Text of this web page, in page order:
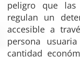
peligro que las
regulan un
accesible a
persona
cantidad